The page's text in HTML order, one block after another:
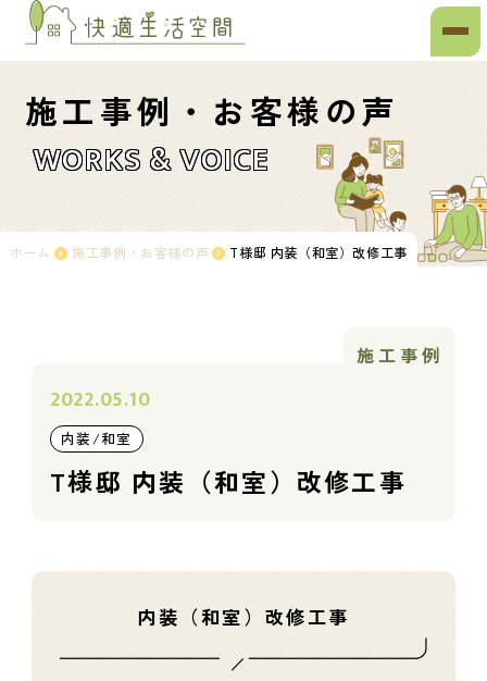
施工事例・お客様の声
WORKS & VOICE
ホーム 施工事例・お客様の声 T様邸 内装（和室）改修工事
施工事例
2022.05.10
内装/和室
T様邸 内装（和室）改修工事
内装（和室）改修工事